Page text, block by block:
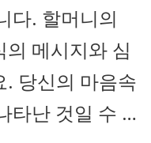
다. 할머니의
메시지와 심
. 당신의 마음속
타난 것일 수 …